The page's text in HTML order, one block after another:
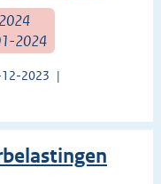
2024
2023